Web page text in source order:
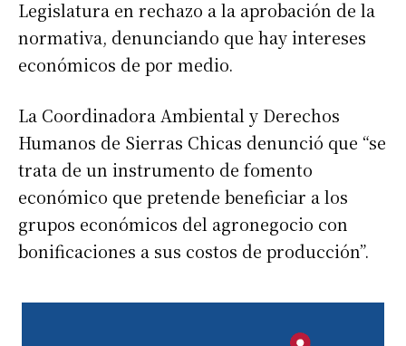
Legislatura en rechazo a la aprobación de la
normativa, denunciando que hay intereses
económicos de por medio.
La Coordinadora Ambiental y Derechos
Humanos de Sierras Chicas denunció que “se
trata de un instrumento de fomento
económico que pretende beneficiar a los
grupos económicos del agronegocio con
bonificaciones a sus costos de producción”.